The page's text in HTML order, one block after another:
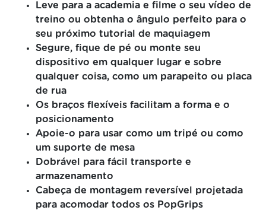
Leve para a academia e filme o seu vídeo de
treino ou obtenha o ângulo perfeito para o
seu próximo tutorial de maquiagem
Segure, fique de pé ou monte seu
dispositivo em qualquer lugar e sobre
qualquer coisa, como um parapeito ou placa
de rua
Os braços flexíveis facilitam a forma e o
posicionamento
Apoie-o para usar como um tripé ou como
um suporte de mesa
Dobrável para fácil transporte e
armazenamento
Cabeça de montagem reversível projetada
para acomodar todos os PopGrips